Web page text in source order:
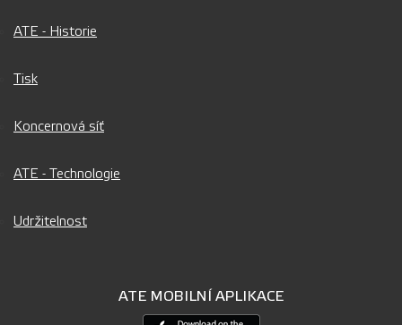
ATE - Historie
Tisk
Koncernová síť
ATE - Technologie
Udržitelnost
ATE MOBILNÍ APLIKACE